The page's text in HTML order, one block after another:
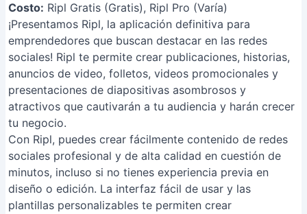
Costo: Ripl Gratis (Gratis), Ripl Pro (Varía)
¡Presentamos Ripl, la aplicación definitiva para
emprendedores que buscan destacar en las redes
sociales! Ripl te permite crear publicaciones, historias,
anuncios de video, folletos, videos promocionales y
presentaciones de diapositivas asombrosos y
atractivos que cautivarán a tu audiencia y harán crecer
tu negocio.
Con Ripl, puedes crear fácilmente contenido de redes
sociales profesional y de alta calidad en cuestión de
minutos, incluso si no tienes experiencia previa en
diseño o edición. La interfaz fácil de usar y las
plantillas personalizables te permiten crear